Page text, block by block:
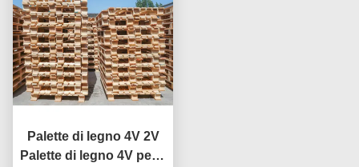
Palette di legno 4V 2V
Palette di legno 4V per il